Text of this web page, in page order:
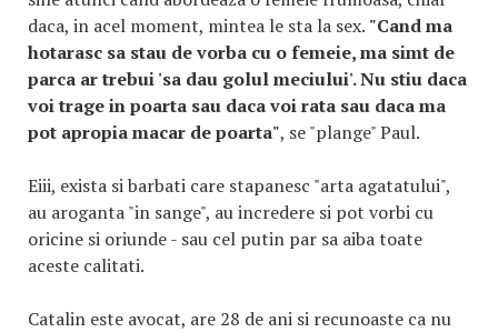
daca, in acel moment, mintea le sta la sex. "Cand ma
hotarasc sa stau de vorba cu o femeie, ma simt de
parca ar trebui 'sa dau golul meciului'. Nu stiu daca
voi trage in poarta sau daca voi rata sau daca ma
pot apropia macar de poarta", se "plange" Paul.
Eiii, exista si barbati care stapanesc "arta agatatului",
au aroganta "in sange", au incredere si pot vorbi cu
oricine si oriunde - sau cel putin par sa aiba toate
aceste calitati.
Catalin este avocat, are 28 de ani si recunoaste ca nu